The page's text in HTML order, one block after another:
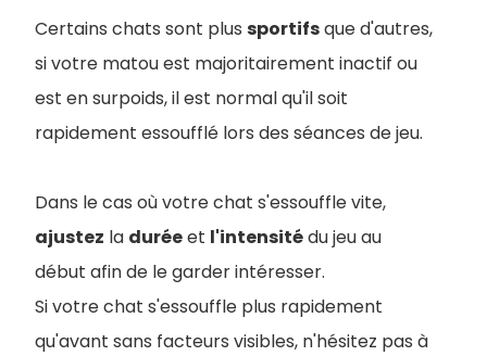
Certains chats sont plus sportifsque d'autres,
si votre matou est majoritairement inactif ou
est en surpoids, il est normal qu'il soit
rapidement essoufflé lors des séances de jeu.
Dans le cas où votre chat s'essouffle vite,
ajustez la duréeet l'intensitédu jeu au
début afin de le garder intéresser.
Si votre chat s'essouffle plus rapidement
qu'avant sans facteurs visibles, n'hésitez pas à